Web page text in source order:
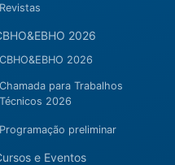
Revistas
2026
CBHO&EBHO 2026
Chamada para Trabalhos
Técnicos 2026
Programação preliminar
e Eventos